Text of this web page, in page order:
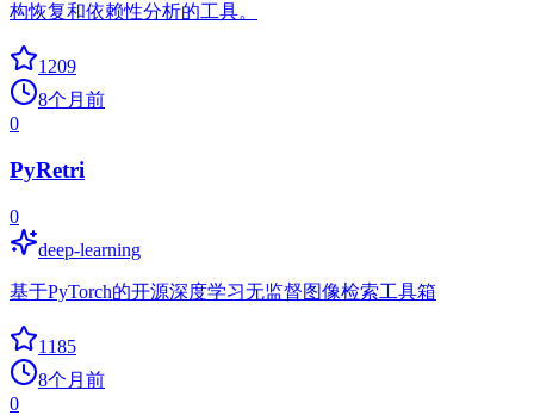
构恢复和依赖性分析的工具。
1209
8个月前
0
PyRetri
0
deep-learning
基于PyTorch的开源深度学习无监督图像检索工具箱
1185
8个月前
0